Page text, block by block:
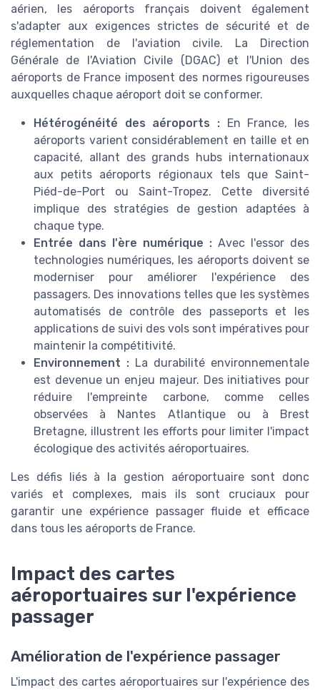
aérien, les aéroports français doivent également
s'adapter aux exigences strictes de sécurité et de
réglementation de l'aviation civile. La Direction
Générale de l'Aviation Civile (DGAC) et l'Union des
aéroports de France imposent des normes rigoureuses
auxquelles chaque aéroport doit se conformer.
Hétérogénéité des aéroports : En France, les
aéroports varient considérablement en taille et en
capacité, allant des grands hubs internationaux
aux petits aéroports régionaux tels que Saint-
Piéd-de-Port ou Saint-Tropez. Cette diversité
implique des stratégies de gestion adaptées à
chaque type.
Entrée dans l'ère numérique : Avec l'essor des
technologies numériques, les aéroports doivent se
moderniser pour améliorer l'expérience des
passagers. Des innovations telles que les systèmes
automatisés de contrôle des passeports et les
applications de suivi des vols sont impératives pour
maintenir la compétitivité.
Environnement : La durabilité environnementale
est devenue un enjeu majeur. Des initiatives pour
réduire l'empreinte carbone, comme celles
observées à Nantes Atlantique ou à Brest
Bretagne, illustrent les efforts pour limiter l'impact
écologique des activités aéroportuaires.
Les défis liés à la gestion aéroportuaire sont donc
variés et complexes, mais ils sont cruciaux pour
garantir une expérience passager fluide et efficace
dans tous les aéroports de France.
Impact des cartes
aéroportuaires sur l'expérience
passager
Amélioration de l'expérience passager
L'impact des cartes aéroportuaires sur l'expérience des